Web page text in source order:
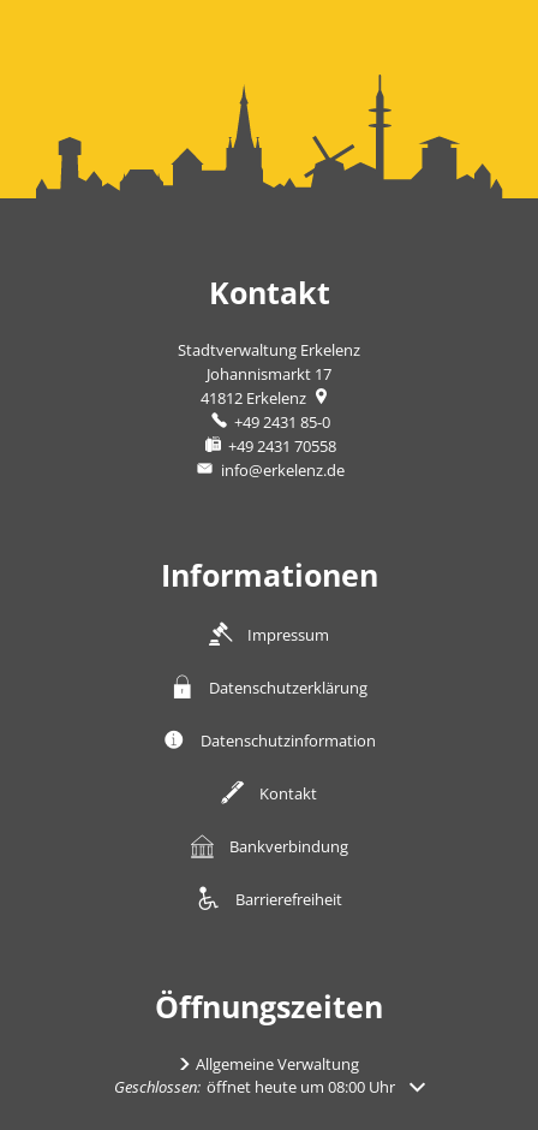
Kontakt
Stadtverwaltung Erkelenz
Johannismarkt 17
41812 Erkelenz
+49 2431 85-0
+49 2431 70558
info@erkelenz.de
Informationen
Impressum
Datenschutzerklärung
Datenschutzinformation
Kontakt
Bankverbindung
Barrierefreiheit
Öffnungszeiten
Allgemeine Verwaltung
Klicken, um weitere Öffnungs- oder Schließzeiten
Geschlossen: öffnet heute um 08:00 Uhr